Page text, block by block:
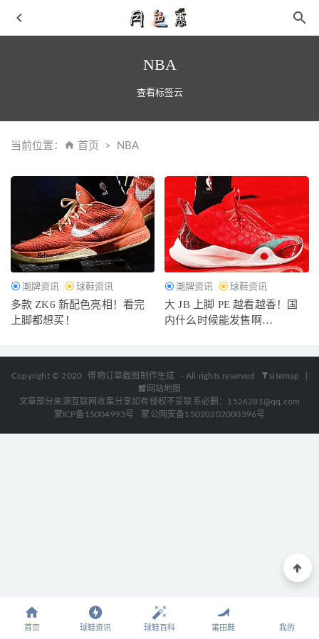
NBA
查看标签云
当前位置： 首页 NBA
潮牌资讯 球鞋资讯
多款 ZK6 新配色亮相！看完
上脚都想买！
潮牌资讯 球鞋资讯
大 JB 上脚 PE 越看越香！国
内什么时候能发售啊…
Copyright © 2020 得物订单截图制作生成 - All rights reserved sitemap
网站地图
文章部分来源互联网收集分享如有侵权不妥联系必删：1526281@qq.com
蒙ICP备15004993号
蒙公网安备15020202000396号
明天开抢！Vans x Kith联名10周年限定，明晚官网限量发
2021-05-23
Suicoke x The Elder Statesman 全新合作鞋款系列来袭 2021-
11-16
NOT FOR SALE口罩除了防疫更适合搭配
2021-01-26
法国茶歇裙 2019年最火的茶歇长裙V领收腰不挑身材 2019-
04-29
首页 球鞋资讯 球鞋百科 莆田鞋 我的